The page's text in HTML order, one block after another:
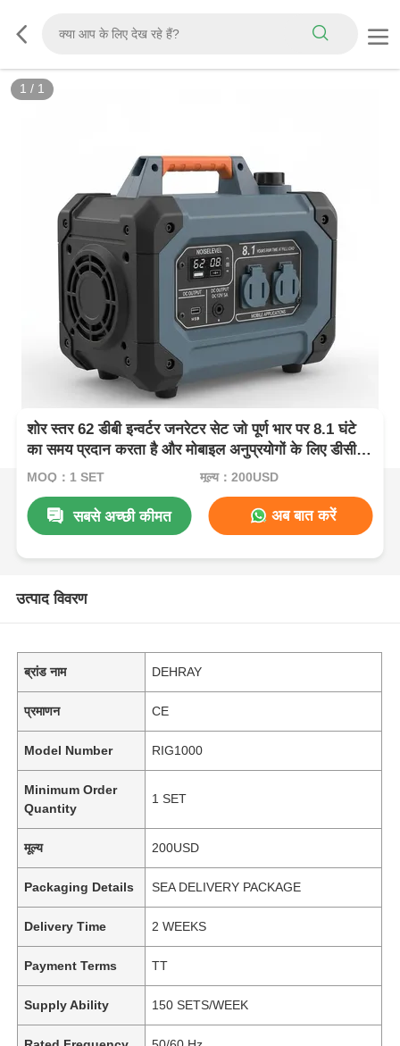
1 / 1
शोर स्तर 62 डीबी इन्वर्टर जनरेटर सेट जो पूर्ण भार पर 8.1 घंटे
का समय प्रदान करता है और मोबाइल अनुप्रयोगों के लिए डीसी
12 वी 5 ए बिजली की आपूर्ति
MOQ：1 SET मूल्य：200USD
सबसे अच्छी कीमत अब बात करें
उत्पाद विवरण
ब्रांड नाम DEHRAY
प्रमाणन CE
Model Number RIG1000
Minimum Order
Quantity
1 SET
मूल्य 200USD
Packaging Details SEA DELIVERY PACKAGE
Delivery Time 2 WEEKS
Payment Terms TT
Supply Ability 150 SETS/WEEK